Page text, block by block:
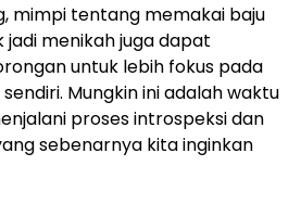
mimpi tentang memakai baju
menikah juga dapat
untuk lebih fokus pada
Mungkin ini adalah waktu
proses introspeksi dan
sebenarnya kita inginkan